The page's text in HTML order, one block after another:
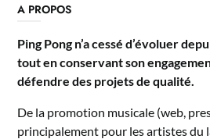
A PROPOS
Ping Pong n’a cessé d’évoluer
tout en conservant son
défendre des projets de qualité.
De la promotion musicale (web,
principalement pour les artistes du